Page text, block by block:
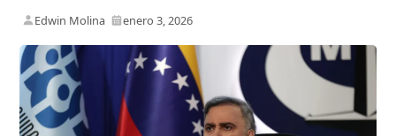
Edwin Molina enero 3, 2026